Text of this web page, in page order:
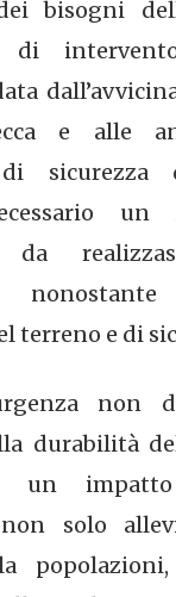
dei bisogni
di
e alle
sicurezza
un
da
terreno e di
non
durabilità
un
solo